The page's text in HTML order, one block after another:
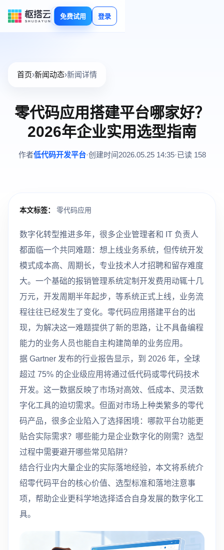
免费试用 登录
首页›新闻动态›新闻详情
零代码应用搭建平台哪家好？
2026年企业实用选型指南
作者低代码开发平台·创建时间2026.05.25 14:35·已读 158
本文标签： 零代码应用
数字化转型推进多年，很多企业管理者和 IT 负责人
都面临一个共同难题：想上线业务系统，但传统开发
模式成本高、周期长，专业技术人才招聘和留存难度
大。一个基础的报销管理系统定制开发费用动辄十几
万元，开发周期半年起步，等系统正式上线，业务流
程往往已经发生了变化。零代码应用搭建平台的出
现，为解决这一难题提供了新的思路，让不具备编程
能力的业务人员也能自主构建简单的业务应用。
据 Gartner 发布的行业报告显示，到 2026 年，全球
超过 75% 的企业级应用将通过低代码或零代码技术
开发。这一数据反映了市场对高效、低成本、灵活数
字化工具的迫切需求。但面对市场上种类繁多的零代
码产品，很多企业陷入了选择困境：哪款平台功能更
贴合实际需求？哪些能力是企业数字化的刚需？选型
过程中需要避开哪些常见陷阱？
结合行业内大量企业的实际落地经验，本文将系统介
绍零代码平台的核心价值、选型标准和落地注意事
项，帮助企业更科学地选择适合自身发展的数字化工
具。